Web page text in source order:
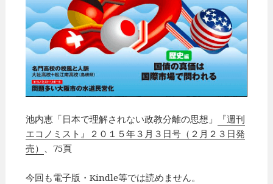
池内恵「日本で理解されない政教分離の思想」
『週刊
エコノミスト』２０１５年３月３日号（２月２３日発
売） 、75頁
今回も電子版・Kindle等では読めません。